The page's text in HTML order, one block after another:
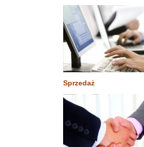
Sprzedaż